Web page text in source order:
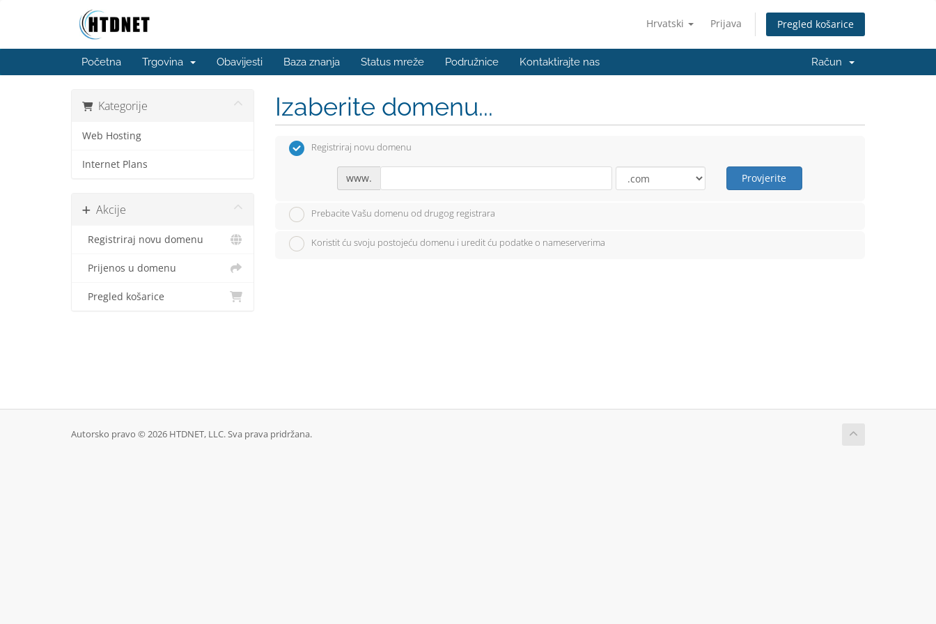
Hrvatski Prijava Pregled košarice
Početna Trgovina Obavijesti Baza znanja Status mreže Podružnice Kontaktirajte nas Račun
Kategorije
Web Hosting
Internet Plans
Akcije
Registriraj novu domenu
Prijenos u domenu
Pregled košarice
Izaberite domenu...
Registriraj novu domenu
www. Provjerite
Prebacite Vašu domenu od drugog registrara
Koristit ću svoju postojeću domenu i uredit ću podatke o nameserverima
Autorsko pravo © 2026 HTDNET, LLC. Sva prava pridržana.